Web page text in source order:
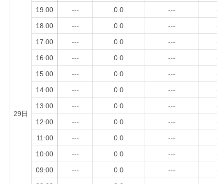
29日
19:00 --- 0.0 ---
18:00 --- 0.0 ---
17:00 --- 0.0 ---
16:00 --- 0.0 ---
15:00 --- 0.0 ---
14:00 --- 0.0 ---
13:00 --- 0.0 ---
12:00 --- 0.0 ---
11:00 --- 0.0 ---
10:00 --- 0.0 ---
09:00 --- 0.0 ---